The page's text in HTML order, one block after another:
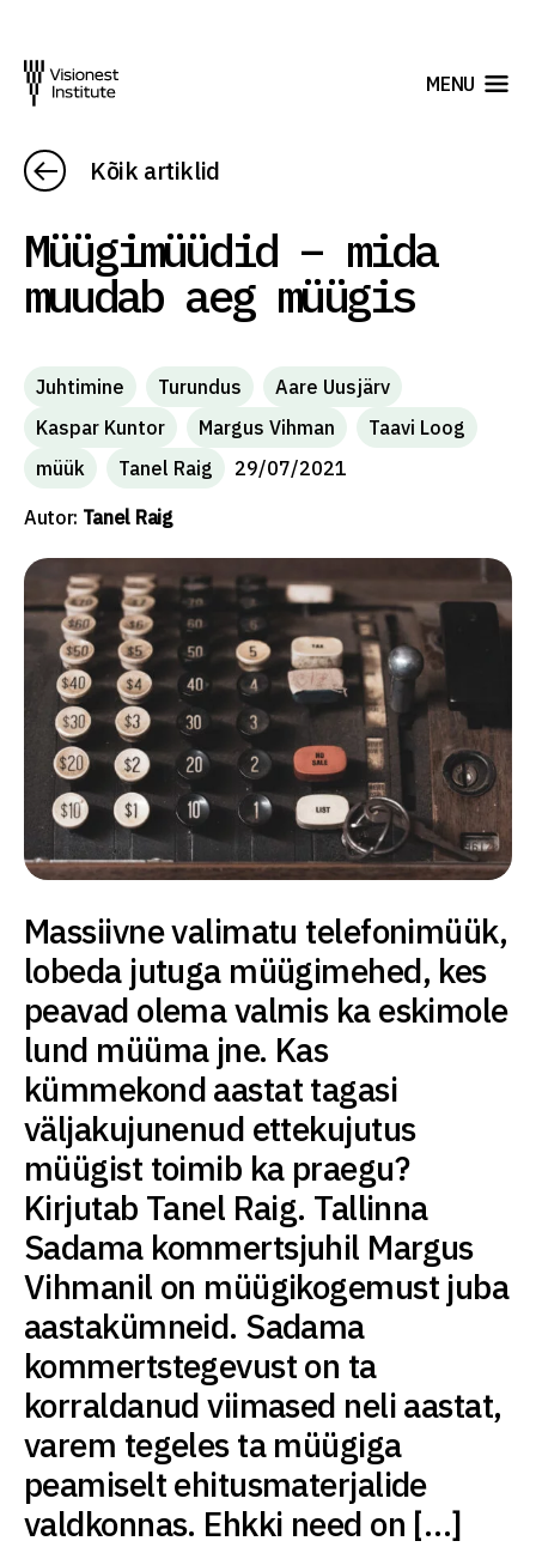
MENU
Kõik artiklid
Müügimüüdid – mida
muudab aeg müügis
Juhtimine Turundus
Aare Uusjärv
Kaspar Kuntor
Margus Vihman
Taavi Loog
müük
Tanel Raig 29/07/2021
Autor: Tanel Raig
Massiivne valimatu telefonimüük,
lobeda jutuga müügimehed, kes
peavad olema valmis ka eskimole
lund müüma jne. Kas
kümmekond aastat tagasi
väljakujunenud ettekujutus
müügist toimib ka praegu?
Kirjutab Tanel Raig. Tallinna
Sadama kommertsjuhil Margus
Vihmanil on müügikogemust juba
aastakümneid. Sadama
kommertstegevust on ta
korraldanud viimased neli aastat,
varem tegeles ta müügiga
peamiselt ehitusmaterjalide
valdkonnas. Ehkki need on […]